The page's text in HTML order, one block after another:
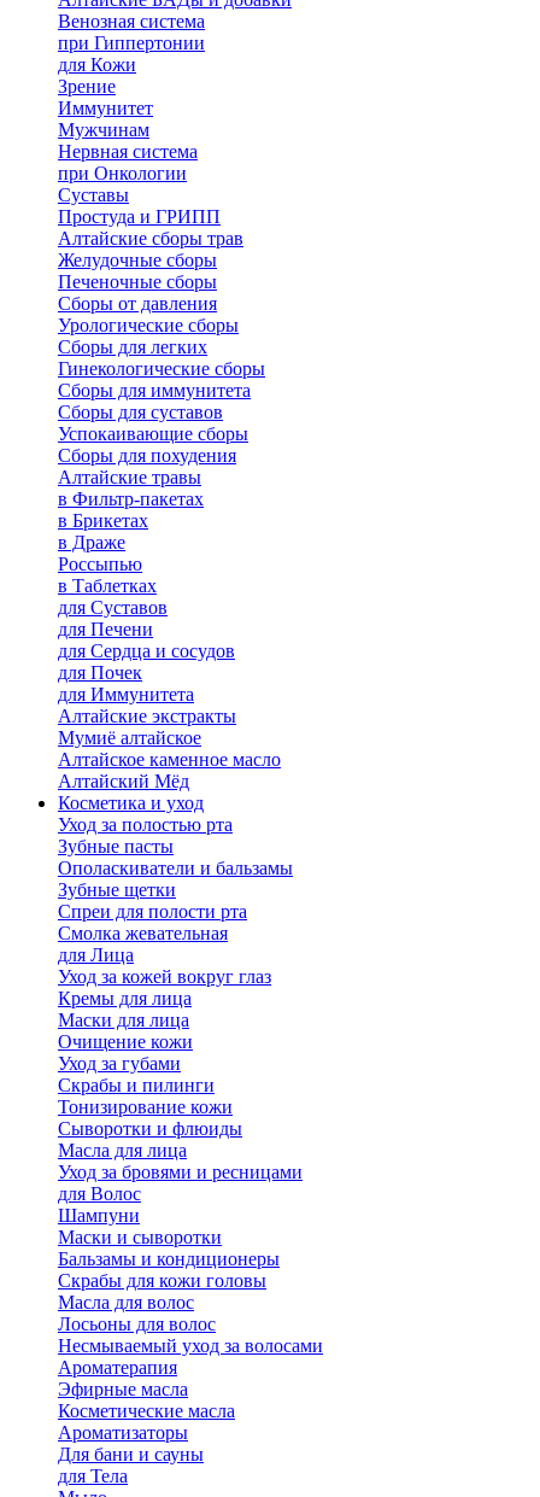
Венозная система
при Гиппертонии
для Кожи
Зрение
Иммунитет
Мужчинам
Нервная система
при Онкологии
Суставы
Простуда и ГРИПП
Алтайские сборы трав
Желудочные сборы
Печеночные сборы
Сборы от давления
Урологические сборы
Сборы для легких
Гинекологические сборы
Сборы для иммунитета
Сборы для суставов
Успокаивающие сборы
Сборы для похудения
Алтайские травы
в Фильтр-пакетах
в Брикетах
в Драже
Россыпью
в Таблетках
для Cуставов
для Печени
для Сердца и сосудов
для Почек
для Иммунитета
Алтайские экстракты
Мумиё алтайское
Алтайское каменное масло
Алтайский Мёд
Косметика и уход
Уход за полостью рта
Зубные пасты
Ополаскиватели и бальзамы
Зубные щетки
Спреи для полости рта
Смолка жевательная
для Лица
Уход за кожей вокруг глаз
Кремы для лица
Маски для лица
Очищение кожи
Уход за губами
Скрабы и пилинги
Тонизирование кожи
Сыворотки и флюиды
Масла для лица
Уход за бровями и ресницами
для Волос
Шампуни
Маски и сыворотки
Бальзамы и кондиционеры
Скрабы для кожи головы
Масла для волос
Лосьоны для волос
Несмываемый уход за волосами
Ароматерапия
Эфирные масла
Косметические масла
Ароматизаторы
Для бани и сауны
для Тела